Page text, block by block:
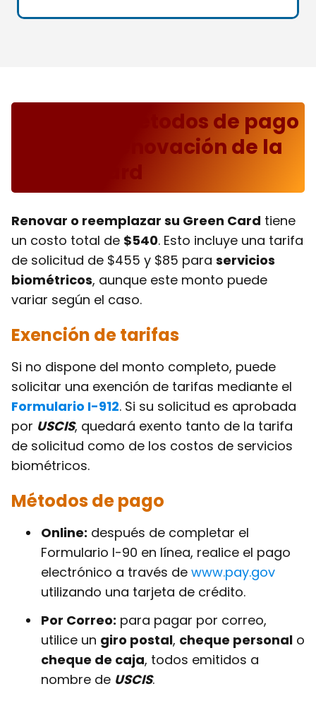
Costos y métodos de pago
para la Renovación de la
Green Card
Renovar o reemplazar su Green Card tiene
un costo total de $540. Esto incluye una tarifa
de solicitud de $455 y $85 para servicios
biométricos, aunque este monto puede
variar según el caso.
Exención de tarifas
Si no dispone del monto completo, puede
solicitar una exención de tarifas mediante el
Formulario I-912. Si su solicitud es aprobada
por USCIS, quedará exento tanto de la tarifa
de solicitud como de los costos de servicios
biométricos.
Métodos de pago
Online: después de completar el
Formulario I-90 en línea, realice el pago
electrónico a través de www.pay.gov
utilizando una tarjeta de crédito.
Por Correo: para pagar por correo,
utilice un giro postal, cheque personal o
cheque de caja, todos emitidos a
nombre de USCIS.